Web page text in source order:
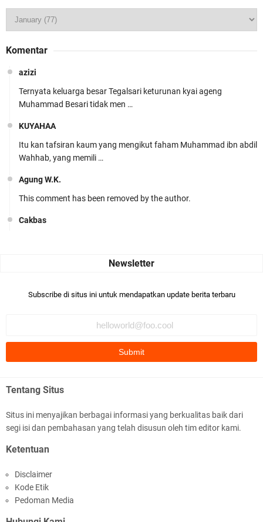
Komentar
azizi
Ternyata keluarga besar Tegalsari keturunan kyai ageng
Muhammad Besari tidak men …
KUYAHAA
Itu kan tafsiran kaum yang mengikut faham Muhammad ibn abdil
Wahhab, yang memili …
Agung W.K.
This comment has been removed by the author.
Cakbas
Bismillaah semoga pembuat artikel Alloh berikan pemahaman yg
Ada sejumlah pertanyaan kepada Anda dan jawablah dengan
...
mengikuti ust. K …
Anonymous
Gambling has been 1xbet half of} American history for tons of of
years now. Afte …
Subscribe di situs ini untuk mendapatkan update berita terbaru
Tentang Situs
Situs ini menyajikan berbagai informasi yang berkualitas baik dari
segi isi dan pembahasan yang telah disusun oleh tim editor kami.
Ketentuan
Disclaimer
Kode Etik
Pedoman Media